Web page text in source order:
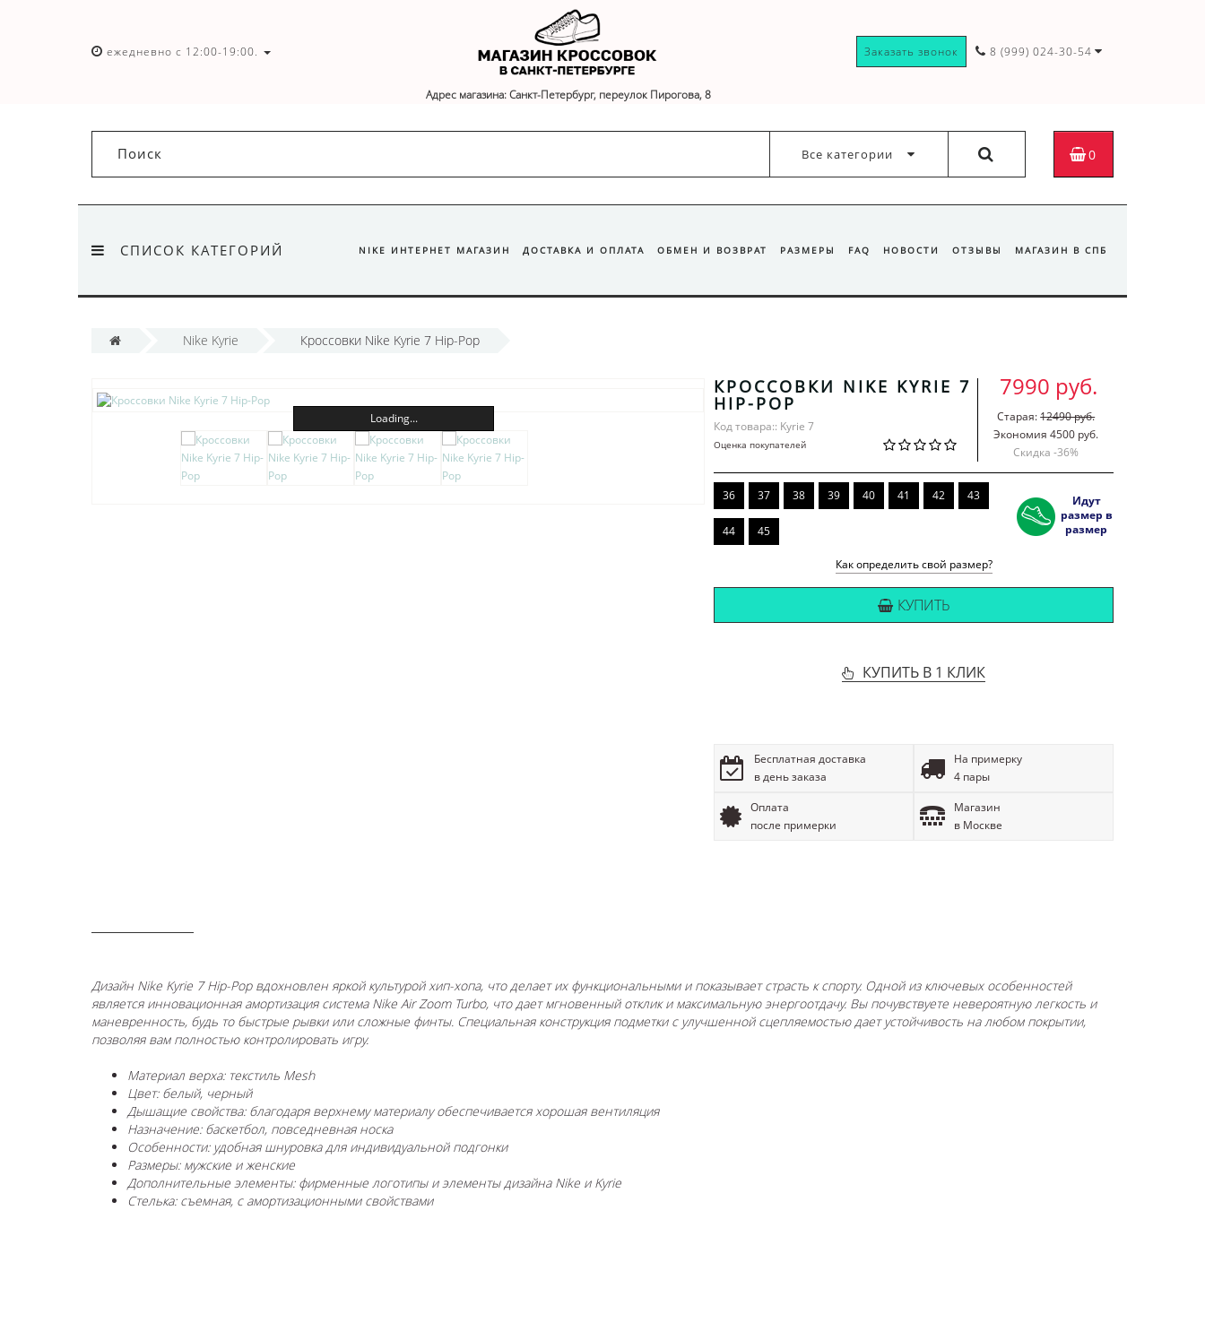
ежедневно с 12:00-19:00.
Адрес магазина: Санкт-Петербург, переулок Пирогова, 8
Заказать звонок 8 (999) 024-30-54
Все категории 0
СПИСОК КАТЕГОРИЙ NIKE ИНТЕРНЕТ МАГАЗИН ДОСТАВКА И ОПЛАТА ОБМЕН И ВОЗВРАТ РАЗМЕРЫ FAQ НОВОСТИ ОТЗЫВЫ МАГАЗИН В СПБ
Nike Kyrie Кроссовки Nike Kyrie 7 Hip-Pop
Loading...
КРОССОВКИ NIKE KYRIE 7
HIP-POP
Код товара:: Kyrie 7
Оценка покупателей
7990 руб.
Старая:12490 руб.
Экономия 4500 руб.
Скидка -36%
36 37 38 39 40 41 42 43
44 45
Идут
размер в
размер
Как определить свой размер?
КУПИТЬ
КУПИТЬ В 1 КЛИК
Бесплатная доставка
в день заказа
На примерку
4 пары
Оплата
после примерки
Магазин
в Москве
Дизайн Nike Kyrie 7 Hip-Pop вдохновлен яркой культурой хип-хопа, что делает их функциональными и показывает страсть к спорту. Одной из ключевых особенностей
является инновационная амортизация система Nike Air Zoom Turbo, что дает мгновенный отклик и максимальную энергоотдачу. Вы почувствуете невероятную легкость и
маневренность, будь то быстрые рывки или сложные финты. Специальная конструкция подметки с улучшенной сцепляемостью дает устойчивость на любом покрытии,
позволяя вам полностью контролировать игру.
Материал верха: текстиль Mesh
Цвет: белый, черный
Дышащие свойства: благодаря верхнему материалу обеспечивается хорошая вентиляция
Назначение: баскетбол, повседневная носка
Особенности: удобная шнуровка для индивидуальной подгонки
Размеры: мужские и женские
Дополнительные элементы: фирменные логотипы и элементы дизайна Nike и Kyrie
Стелька: съемная, с амортизационными свойствами